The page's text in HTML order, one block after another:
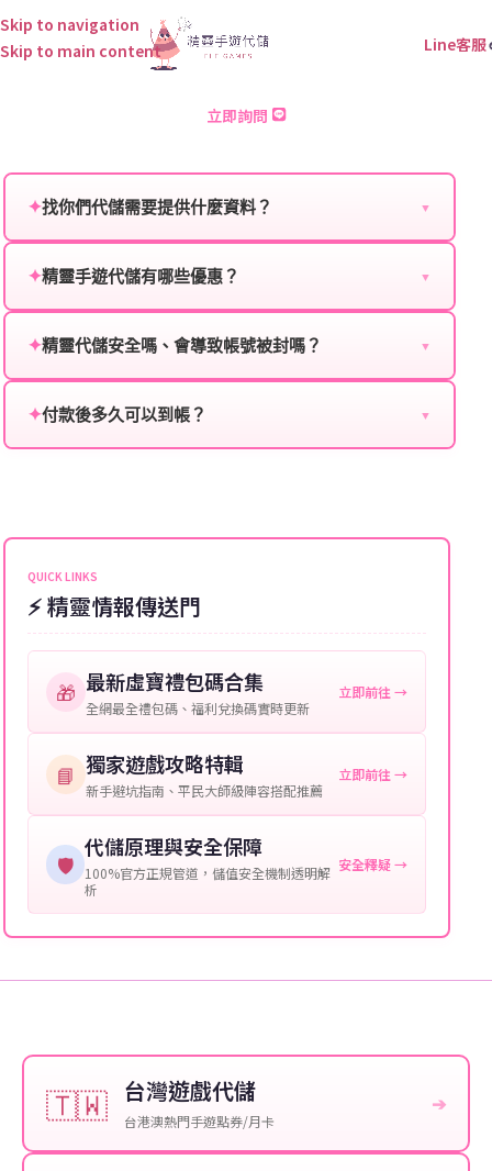
Skip to navigation
Skip to main content
Line客服
上古傳奇 儲值
立即詢問
✦找你們代儲需要提供什麼資料？ ▼
服：
角色名稱：您遊戲中的角色名稱。
等級：角色的當前等級。
提供這些信息能幫助我們更快地處理您的代儲需求，確
保您盡享遊戲樂趣！
✦精靈手遊代儲有哪些優惠？ ▼
贈送、大額儲值優惠及節日限定活動，儲值最低6折
✦精靈代儲安全嗎、會導致帳號被封嗎？ ▼
單，不使用外掛程式、非法點數或異常儲值管道。您獲
✦付款後多久可以到帳？ ▼
可直接聯絡客服查詢訂單進度。
QUICK LINKS
⚡ 精靈情報傳送門
🎁 最新虛寶禮包碼合集
全網最全禮包碼、福利兌換碼實時更新
立即前往 →
📘 獨家遊戲攻略特輯
新手避坑指南、平民大師級陣容搭配推薦
立即前往 →
🛡️
代儲原理與安全保障
100%官方正規管道，儲值安全機制透明解
析
安全釋疑 →
🇹🇼 台灣遊戲代儲
台港澳熱門手遊點券/月卡
➔